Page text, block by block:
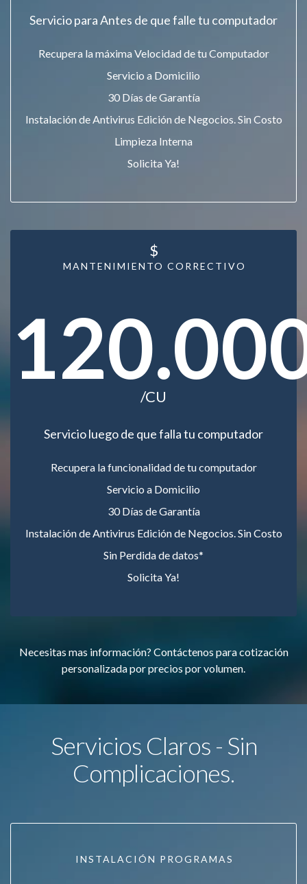
Servicio para Antes de que falle tu computador
Recupera la máxima Velocidad de tu Computador
Servicio a Domicilio
30 Días de Garantía
Instalación de Antivirus Edición de Negocios. Sin Costo
Limpieza Interna
Solicita Ya!
MANTENIMIENTO CORRECTIVO
$
/CU
Servicio luego de que falla tu computador
Recupera la funcionalidad de tu computador
Servicio a Domicilio
30 Días de Garantía
Instalación de Antivirus Edición de Negocios. Sin Costo
Sin Perdida de datos*
Solicita Ya!
Necesitas mas información? Contáctenos para cotización
personalizada por precios por volumen.
Servicios Claros - Sin
Complicaciones.
INSTALACIÓN PROGRAMAS